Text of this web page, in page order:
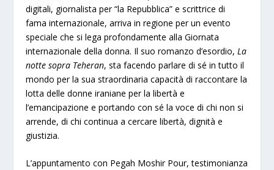
digitali, giornalista per “la Repubblica” e scrittrice di
fama internazionale, arriva in regione per un evento
speciale che si lega profondamente alla Giornata
internazionale della donna. Il suo romanzo d’esordio, La
notte sopra Teheran, sta facendo parlare di sé in tutto il
mondo per la sua straordinaria capacità di raccontare la
lotta delle donne iraniane per la libertà e
l’emancipazione e portando con sé la voce di chi non si
arrende, di chi continua a cercare libertà, dignità e
giustizia.
L’appuntamento con Pegah Moshir Pour, testimonianza